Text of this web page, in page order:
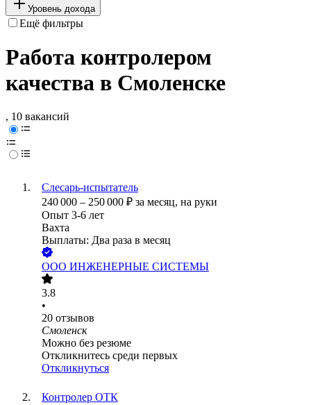
Уровень дохода
Ещё фильтры
Работа контролером
качества в Смоленске
, 10 вакансий
Слесарь-испытатель
240 000 – 250 000 ₽ за месяц, на руки
Опыт 3-6 лет
Вахта
Выплаты: Два раза в месяц
ООО ИНЖЕНЕРНЫЕ СИСТЕМЫ
3.8
•
20 отзывов
Смоленск
Можно без резюме
Откликнитесь среди первых
Откликнуться
Контролер ОТК